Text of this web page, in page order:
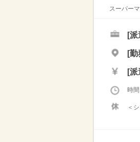
スーパー
[派
[
[派
時
＜